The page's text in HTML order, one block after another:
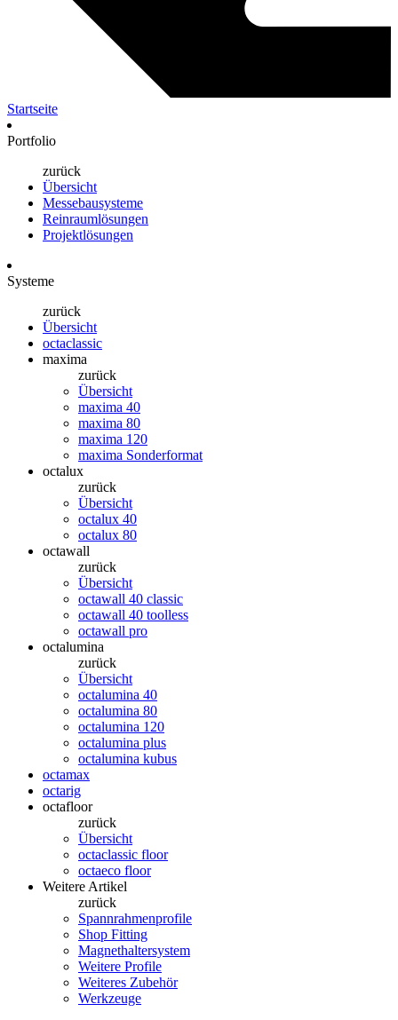
Startseite
Portfolio
zurück
Übersicht
Messebausysteme
Reinraumlösungen
Projektlösungen
Systeme
zurück
Übersicht
octaclassic
maxima
zurück
Übersicht
maxima 40
maxima 80
maxima 120
maxima Sonderformat
octalux
zurück
Übersicht
octalux 40
octalux 80
octawall
zurück
Übersicht
octawall 40 classic
octawall 40 toolless
octawall pro
octalumina
zurück
Übersicht
octalumina 40
octalumina 80
octalumina 120
octalumina plus
octalumina kubus
octamax
octarig
octafloor
zurück
Übersicht
octaclassic floor
octaeco floor
Weitere Artikel
zurück
Spannrahmenprofile
Shop Fitting
Magnethaltersystem
Weitere Profile
Weiteres Zubehör
Werkzeuge